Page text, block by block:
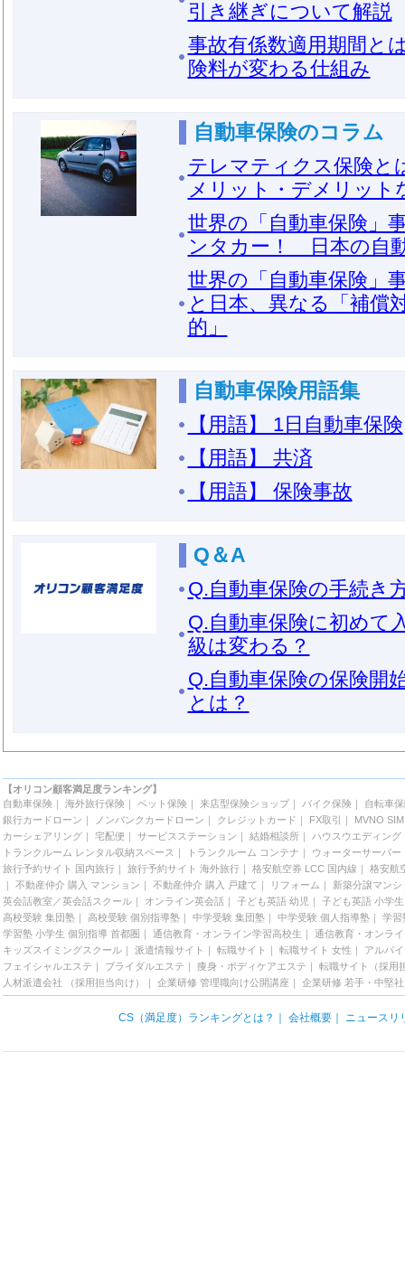
引き継ぎについて解説
事故有係数適用期間と
険料が変わる仕組み
自動車保険のコラム
テレマティクス保険と
メリット・デメリット
世界の「自動車保険」
ンタカー！ 日本の自
世界の「自動車保険」
と日本、異なる「補償
的」
自動車保険用語集
【用語】 1日自動車保険
【用語】 共済
【用語】 保険事故
Q＆A
Q.自動車保険の手続き
Q.自動車保険に初めて
級は変わる？
Q.自動車保険の保険開
とは？
【オリコン顧客満足度ランキング】
自動車保険｜ 海外旅行保険｜ ペット保険｜ 来店型保険ショップ｜ バイク保険｜
自転車
銀行カードローン ｜ ノンバンクカードローン ｜ クレジットカード ｜ FX取引 ｜ MVNO SIM
カーシェアリング｜ 宅配便 ｜ サービスステーション ｜ 結婚相談所｜ ハウスウエディング
トランクルーム レンタル収納スペース ｜ トランクルーム コンテナ ｜ ウォーターサーバー
旅行予約サイト 国内旅行｜ 旅行予約サイト 海外旅行｜ 格安航空券 LCC 国内線 ｜ 格安航
｜ 不動産仲介 購入 マンション ｜ 不動産仲介 購入 戸建て ｜ リフォーム ｜
新築分譲マンシ
英会話教室／英会話スクール｜ オンライン英会話 ｜ 子ども英語 幼児 ｜ 子ども英語 小学生
高校受験 集団塾｜ 高校受験 個別指導塾｜ 中学受験 集団塾｜ 中学受験 個人指導塾｜ 学習
学習塾 小学生 個別指導 首都圏 ｜ 通信教育・オンライン学習高校生 ｜
通信教育・オンラ
キッズスイミングスクール｜ 派遣情報サイト ｜ 転職サイト ｜ 転職サイト 女性 ｜
アルバ
フェイシャルエステ ｜ ブライダルエステ ｜ 痩身・ボディケアエステ ｜ 転職サイト（採用
人材派遣会社 （採用担当向け）
｜ 企業研修 管理職向け公開講座 ｜ 企業研修 若手・中堅
CS（満足度）ランキングとは？ 会社概要｜ ニュースリ